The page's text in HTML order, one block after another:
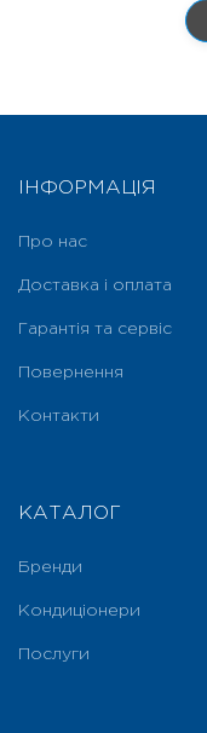
ІНФОРМАЦІЯ
Про нас
Доставка і оплата
Гарантія та сервіс
Повернення
Контакти
КАТАЛОГ
Бренди
Кондиціонери
Послуги